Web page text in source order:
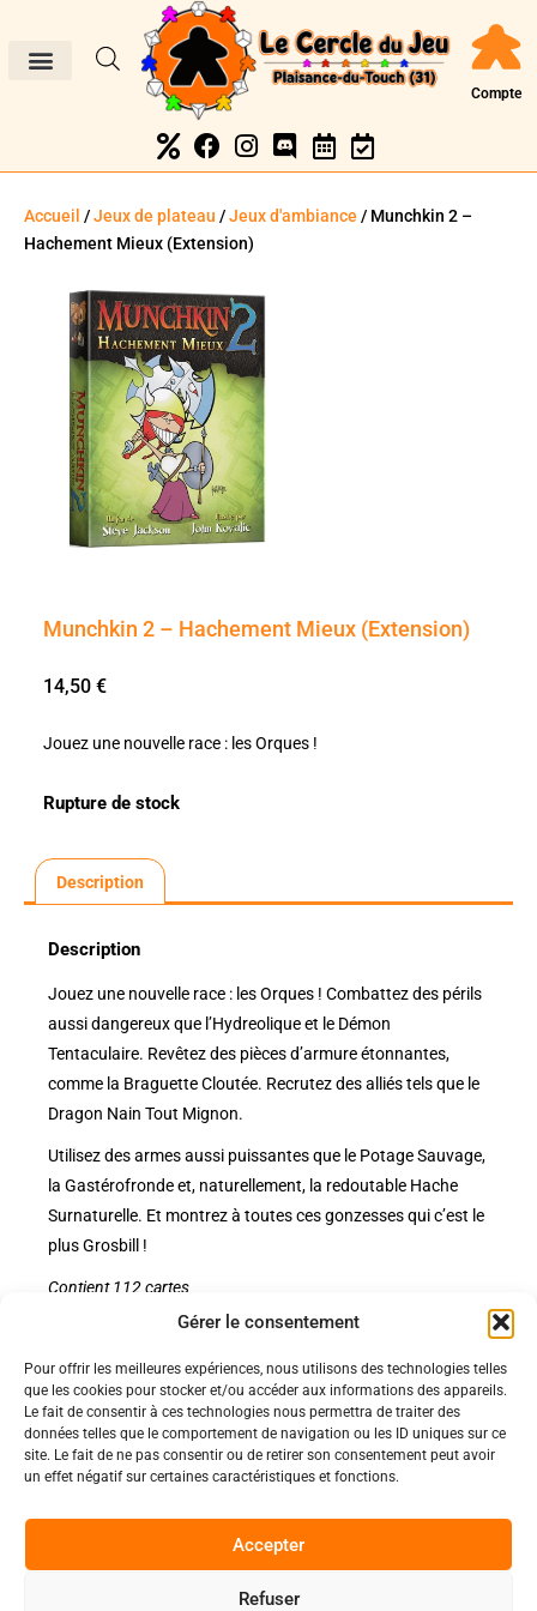
Gérer le consentement
Pour offrir les meilleures expériences, nous utilisons des technologies telles
que les cookies pour stocker et/ou accéder aux informations des appareils.
Le fait de consentir à ces technologies nous permettra de traiter des
données telles que le comportement de navigation ou les ID uniques sur ce
site. Le fait de ne pas consentir ou de retirer son consentement peut avoir
un effet négatif sur certaines caractéristiques et fonctions.
Accepter
Refuser
Compte
Accueil /Jeux de plateau /Jeux d'ambiance / Munchkin 2 –
Hachement Mieux (Extension)
Munchkin 2 – Hachement Mieux (Extension)
14,50 €
Jouez une nouvelle race : les Orques !
Rupture de stock
Description
Description
Jouez une nouvelle race : les Orques ! Combattez des périls
aussi dangereux que l’Hydreolique et le Démon
Tentaculaire. Revêtez des pièces d’armure étonnantes,
comme la Braguette Cloutée. Recrutez des alliés tels que le
Dragon Nain Tout Mignon.
Utilisez des armes aussi puissantes que le Potage Sauvage,
la Gastérofronde et, naturellement, la redoutable Hache
Surnaturelle. Et montrez à toutes ces gonzesses qui c’est le
plus Grosbill !
Contient 112 cartes
Nos pages
Nos évènements
Nous contacter
Politiques
Politique de confidentialité
Nos conditions de vente et livraison
Code de conduite